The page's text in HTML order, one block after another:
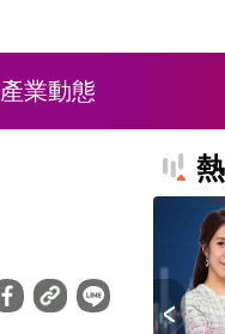
產業動態